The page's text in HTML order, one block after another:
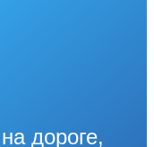
дороге,